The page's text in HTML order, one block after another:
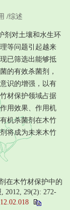
/综述
剂对土壤和水生环
等问题引起越来
已筛选出能够抵
的有效杀菌剂，
识的增强，以有
材保护领域占据
用效果、作用机
机杀菌剂在木竹
将成为未来木竹
在木竹材保护中的
2012, 29(2): 272-